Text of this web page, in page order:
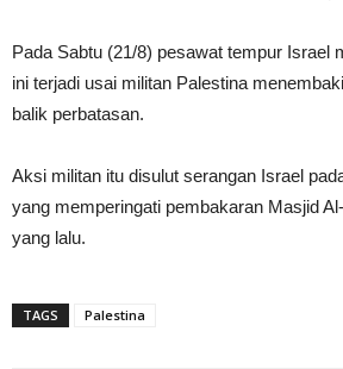
Pada Sabtu (21/8) pesawat tempur Israel
ini terjadi usai militan Palestina
balik perbatasan.
Aksi militan itu disulut serangan Israel
yang memperingati pembakaran Masjid
yang lalu.
TAGS Palestina